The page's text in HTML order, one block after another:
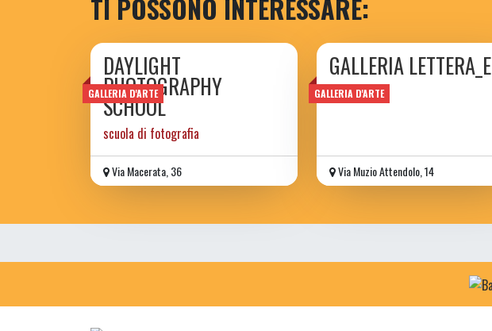
TI POSSONO INTERESSARE:
GALLERIA D'ARTE
DAYLIGHT
PHOTOGRAPHY
SCHOOL
scuola di fotografia
Via Macerata, 36
GALLERIA D'ARTE
GALLERIA LETTERA_E
Via Muzio Attendolo, 14